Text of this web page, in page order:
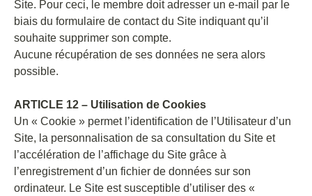
Site. Pour ceci, le membre doit adresser un e-mail par le
biais du formulaire de contact du Site indiquant qu’il
souhaite supprimer son compte.
Aucune récupération de ses données ne sera alors
possible.
ARTICLE 12 – Utilisation de Cookies
Un « Cookie » permet l’identification de l’Utilisateur d’un
Site, la personnalisation de sa consultation du Site et
l’accélération de l’affichage du Site grâce à
l’enregistrement d’un fichier de données sur son
ordinateur. Le Site est susceptible d’utiliser des «